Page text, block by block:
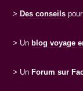
> Des conseils
> Un blog voyage
> Un Forum sur